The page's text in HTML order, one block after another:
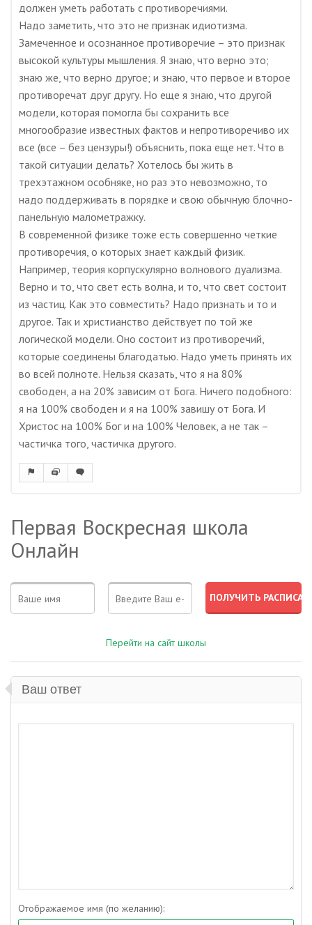
должен уметь работать с противоречиями.
Надо заметить, что это не признак идиотизма.
Замеченное и осознанное противоречие – это признак
высокой культуры мышления. Я знаю, что верно это;
знаю же, что верно другое; и знаю, что первое и второе
противоречат друг другу. Но еще я знаю, что другой
модели, которая помогла бы сохранить все
многообразие известных фактов и непротиворечиво их
все (все – без цензуры!) объяснить, пока еще нет. Что в
такой ситуации делать? Хотелось бы жить в
трехэтажном особняке, но раз это невозможно, то
надо поддерживать в порядке и свою обычную блочно-
панельную малометражку.
В современной физике тоже есть совершенно четкие
противоречия, о которых знает каждый физик.
Например, теория корпускулярно волнового дуализма.
Верно и то, что свет есть волна, и то, что свет состоит
из частиц. Как это совместить? Надо признать и то и
другое. Так и христианство действует по той же
логической модели. Оно состоит из противоречий,
которые соединены благодатью. Надо уметь принять их
во всей полноте. Нельзя сказать, что я на 80%
свободен, а на 20% зависим от Бога. Ничего подобного:
я на 100% свободен и я на 100% завишу от Бога. И
Христос на 100% Бог и на 100% Человек, а не так –
частичка того, частичка другого.
Первая Воскресная школа
Онлайн
Перейти на сайт школы
Ваш ответ
Отображаемое имя (по желанию):